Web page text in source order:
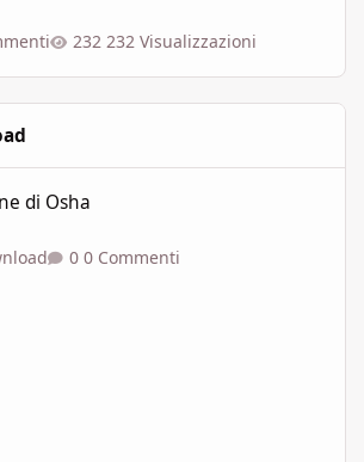
232 Visualizzazioni
di Osha
0 Commenti